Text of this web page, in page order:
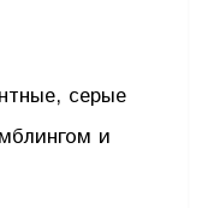
серые
и